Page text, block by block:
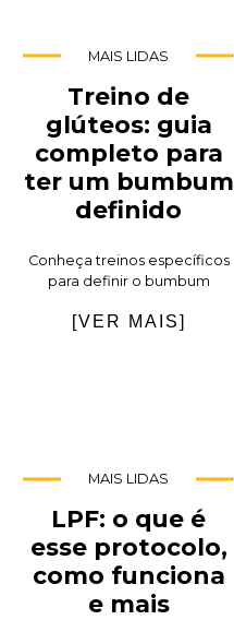
MAIS LIDAS
Treino de
glúteos: guia
completo para
ter um bumbum
definido
Conheça treinos específicos
para definir o bumbum
[VER MAIS]
MAIS LIDAS
LPF: o que é
esse protocolo,
como funciona
e mais